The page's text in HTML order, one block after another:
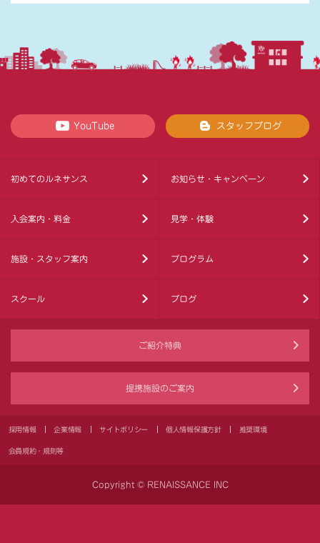
YouTube スタッフブログ
初めてのルネサンス お知らせ・キャンペーン
入会案内・料金 見学・体験
施設・スタッフ案内 プログラム
スクール ブログ
ご紹介特典
提携施設のご案内
採用情報 企業情報 サイトポリシー 個人情報保護方針 推奨環境
会員規約・規則等
Copyright © RENAISSANCE INC